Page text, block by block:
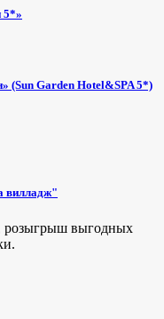
5*»
(Sun Garden Hotel&SPA 5*)
вилладж"
розыгрыш выгодных